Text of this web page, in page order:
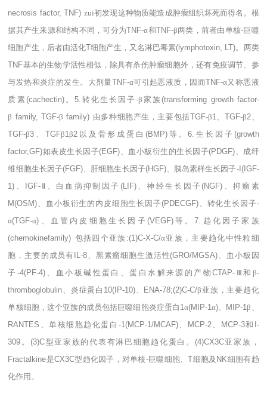
necrosis factor, TNF) zui初发现这种物质能造成肿瘤组织坏死而得名。根
据其产生来源和结构不同，可分为TNF-α和TNF-β两类，前者由单核-巨噬
细胞产生，后者由活化T细胞产生，又名淋巴毒素(lymphotoxin, LT)。两类
TNF基本的生物学活性相似，除具有杀伤肿瘤细胞外，还有免疫调节、参
与发热和炎症的发生。大剂量TNF-α可引起恶液质，因而TNF-α又称恶液
质素 (cachectin)。 5. 转化生长因子-β家族 (transforming growth factor-
β family, TGF-β family) 由多种细胞产生，主要包括TGF-β1、TGF-β2、
TGF-β3 、TGFβ1β2 以及骨形成蛋白 (BMP)等。6. 生长因子 (growth
factor,GF)如表皮生长因子(EGF)、血小板衍生的生长因子(PDGF)、成纤
维细胞生长因子(FGF)、肝细胞生长因子(HGF)、胰岛素样生长因子-I(IGF-
1) 、 IGF- Ⅱ、白血病抑制因子 (LIF)、神经生长因子 (NGF) 、抑瘤素
M(OSM)、血小板衍生的内皮细胞生长因子(PDECGF)、转化生长因子-
α(TGF-α) 、血管内皮细胞生长因子 (VEGF)等。7. 趋化因子家族
(chemokinefamily) 包括四个亚族 :(1)C-X-C/α亚族，主要趋化中性粒细
胞，主要的成员有 IL-8、黑素瘤细胞生激活性(GRO/MGSA)、血小板因
子 -4(PF-4)、血小板碱性蛋白、蛋白水解来源的产物CTAP- Ⅲ和β-
thromboglobulin、炎症蛋白 10(IP-10)、 ENA-78;(2)C-C/β亚族，主要趋化
单核细胞，这个亚族的成员包括巨噬细胞炎症蛋白 1α(MIP-1α)、 MIP-1β、
RANTES 、单核细胞趋化蛋白 -1(MCP-1/MCAF)、 MCP-2、 MCP-3和 I-
309 。 (3)C型亚家族的代表有淋巴细胞趋化蛋白。 (4)CX3C亚家族，
Fractalkine是CX3C型趋化因子，对单核-巨噬细胞、T细胞及 NK细胞有趋
化作用。